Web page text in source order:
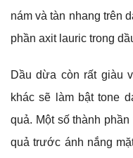
nám và tàn nhang trên
phần axit lauric trong
Dầu dừa còn rất giàu
khác sẽ làm bật tone
quả. Một số thành
quả trước ánh nắng